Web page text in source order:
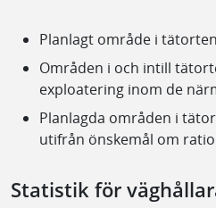
Planlagt område i
Områden i och intill
exploatering inom de
Planlagda områden i
utifrån önskemål om
Statistik för